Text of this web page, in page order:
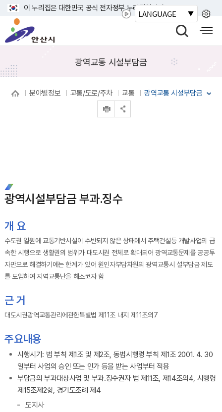
기
이 누리집은 대한민국 공식 전자정부 누리집입니다.
시
색
기
바
사
광역교통 시설부담금
분야별정보 교통/도로/주차 교통 광역교통 시설부담금
광역시설부담금 부과.징수
개 요
수도권 일원에 교통기반시설이 수반되지 않은 상태에서 주택건설등 개발사업의 급
속한 시행으로 생활권의 범위가 대도시권 전체로 확대되어 광역교통문제를 공공투
자만으로 해결하기에는 한계가 있어 원인자부담차원의 광역교통시 설부담금 제도
를 도입하여 지역교통난을 해소코자 함
근 거
대도시권광역교통관리에관한특별법 제11조 내지 제11조의7
주요내용
시행시기: 법 부칙 제1조 및 제2조, 동법시행령 부칙 제1조 2001. 4. 30
일부터 사업의 승인 또는 인가 등을 받는 사업부터 적용
부담금의 부과대상사업 및 부과.징수권자 법 제11조, 제14조의4, 시행령
제15조제2항, 경기도조례 제4
도지사
LANGUAGE